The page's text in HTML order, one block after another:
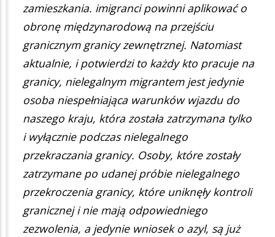
zamieszkania. imigranci powinni aplikować o
obronę międzynarodową na przejściu
granicznym granicy zewnętrznej. Natomiast
aktualnie, i potwierdzi to każdy kto pracuje na
granicy, nielegalnym migrantem jest jedynie
osoba niespełniająca warunków wjazdu do
naszego kraju, która została zatrzymana tylko
i wyłącznie podczas nielegalnego
przekraczania granicy. Osoby, które zostały
zatrzymane po udanej próbie nielegalnego
przekroczenia granicy, które uniknęły kontroli
granicznej i nie mają odpowiedniego
zezwolenia, a jedynie wniosek o azyl, są już